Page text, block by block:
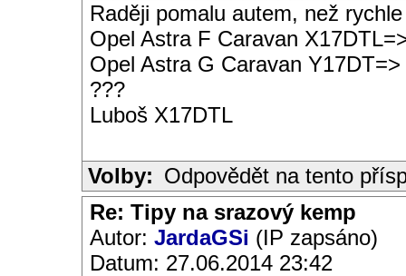
Raději pomalu autem, než
Opel Astra F Caravan
Opel Astra G Caravan Y17DT=>
???
Luboš X17DTL
Volby: Odpovědět na tento
Re: Tipy na srazový kemp
Autor: JardaGSi (IP zapsáno)
Datum: 27.06.2014 23:42